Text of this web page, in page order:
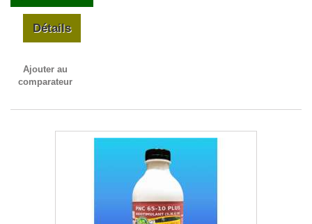
Détails
Ajouter au
comparateur